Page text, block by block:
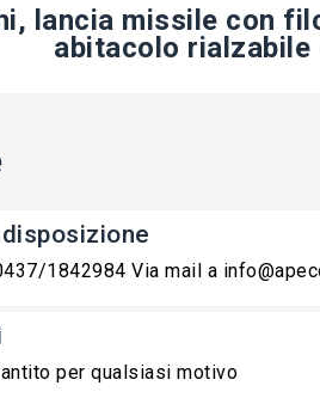
lancia missile con
abitacolo rialzabile
1842984 Via mail a
per qualsiasi motivo